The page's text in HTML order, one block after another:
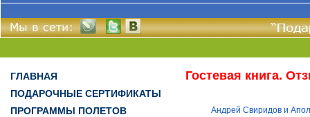
ГЛАВНАЯ
ПОДАРОЧНЫЕ СЕРТИФИКАТЫ
ПРОГРАММЫ ПОЛЕТОВ
Гостевая книга.
Андрей Свиридов и